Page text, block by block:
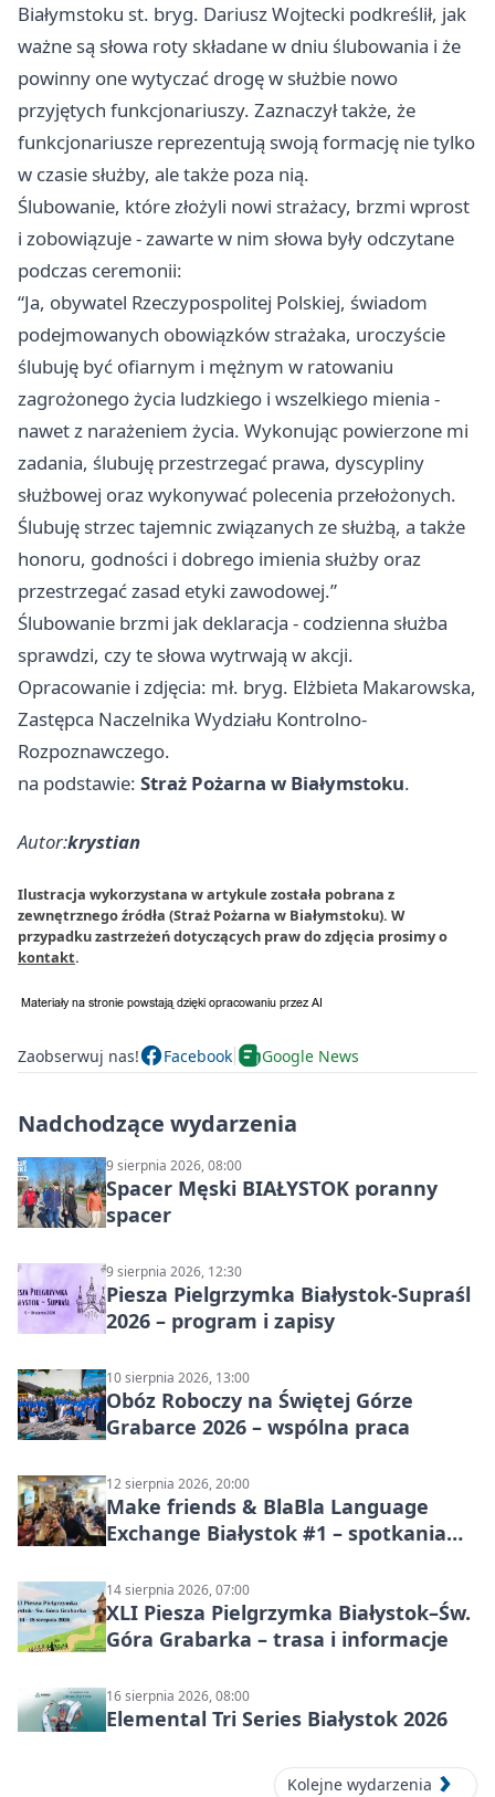
Białymstoku st. bryg. Dariusz Wojtecki podkreślił, jak
ważne są słowa roty składane w dniu ślubowania i że
powinny one wytyczać drogę w służbie nowo
przyjętych funkcjonariuszy. Zaznaczył także, że
funkcjonariusze reprezentują swoją formację nie tylko
w czasie służby, ale także poza nią.
Ślubowanie, które złożyli nowi strażacy, brzmi wprost
i zobowiązuje - zawarte w nim słowa były odczytane
podczas ceremonii:
“Ja, obywatel Rzeczypospolitej Polskiej, świadom
podejmowanych obowiązków strażaka, uroczyście
ślubuję być ofiarnym i mężnym w ratowaniu
zagrożonego życia ludzkiego i wszelkiego mienia -
nawet z narażeniem życia. Wykonując powierzone mi
zadania, ślubuję przestrzegać prawa, dyscypliny
służbowej oraz wykonywać polecenia przełożonych.
Ślubuję strzec tajemnic związanych ze służbą, a także
honoru, godności i dobrego imienia służby oraz
przestrzegać zasad etyki zawodowej.”
Ślubowanie brzmi jak deklaracja - codzienna służba
sprawdzi, czy te słowa wytrwają w akcji.
Opracowanie i zdjęcia: mł. bryg. Elżbieta Makarowska,
Zastępca Naczelnika Wydziału Kontrolno-
Rozpoznawczego.
na podstawie: Straż Pożarna w Białymstoku.
Autor:krystian
Ilustracja wykorzystana w artykule została pobrana z
zewnętrznego źródła (Straż Pożarna w Białymstoku). W
przypadku zastrzeżeń dotyczących praw do zdjęcia prosimy o
kontakt.
Zaobserwuj nas! Facebook Google News
Nadchodzące wydarzenia
9 sierpnia 2026, 08:00
Spacer Męski BIAŁYSTOK poranny
spacer
9 sierpnia 2026, 12:30
Piesza Pielgrzymka Białystok-Supraśl
2026 – program i zapisy
10 sierpnia 2026, 13:00
Obóz Roboczy na Świętej Górze
Grabarce 2026 – wspólna praca
12 sierpnia 2026, 20:00
Make friends & BlaBla Language
Exchange Białystok #1 – spotkania
14 sierpnia 2026, 07:00
XLI Piesza Pielgrzymka Białystok–Św.
Góra Grabarka – trasa i informacje
16 sierpnia 2026, 08:00
Elemental Tri Series Białystok 2026
Kolejne wydarzenia